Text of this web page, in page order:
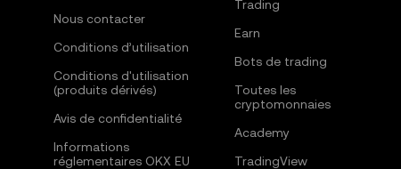
Nous contacter
Conditions d’utilisation
Conditions d'utilisation
(produits dérivés)
Avis de confidentialité
Informations
réglementaires OKX EU
Trading
Earn
Bots de trading
Toutes les
cryptomonnaies
Academy
TradingView